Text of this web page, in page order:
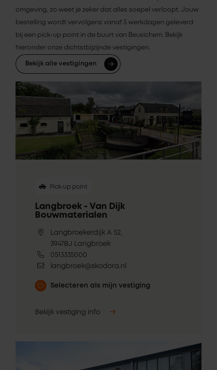
omgeving, zo weet je zeker dat alles soepel verloopt. Jouw
bestelling wordt vervolgens vanaf 5 werkdagen geleverd
bij een pick-up point in de buurt van Beusichem. Bekijk
hieronder onze dichtstbijzijnde vestigingen.
Bekijk alle vestigingen
Pick-up point
Langbroek - Van Dijk
Bouwmaterialen
Langbroekerdijk A 52,
3947BJ Langbroek
0513335000
langbroek@skodora.nl
Selecteren als mijn vestiging
Bekijk vestiging info